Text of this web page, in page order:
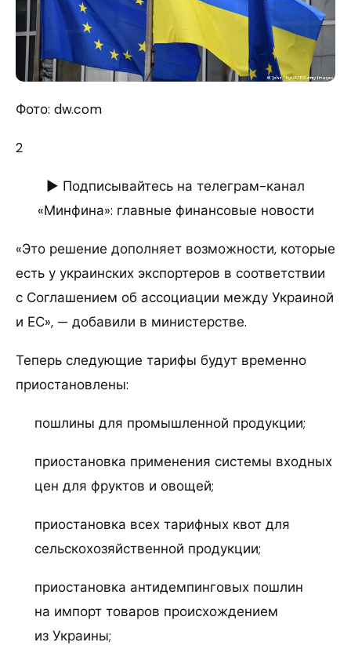
Фото: dw.com
2
► Подписывайтесь на телеграм-канал
«Минфина»: главные финансовые новости
«Это решение дополняет возможности, которые
есть у украинских экспортеров в соответствии
с Соглашением об ассоциации между Украиной
и ЕС», — добавили в министерстве.
Теперь следующие тарифы будут временно
приостановлены:
пошлины для промышленной продукции;
приостановка применения системы входных
цен для фруктов и овощей;
приостановка всех тарифных квот для
сельскохозяйственной продукции;
приостановка антидемпинговых пошлин
на импорт товаров происхождением
из Украины;